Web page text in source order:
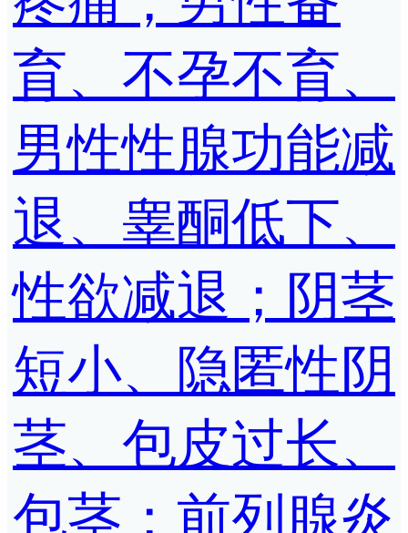
育、不孕不育、
男性性腺功能减
退、睾酮低下、
性欲减退；阴茎
短小、隐匿性阴
茎、包皮过长、
包茎；前列腺炎